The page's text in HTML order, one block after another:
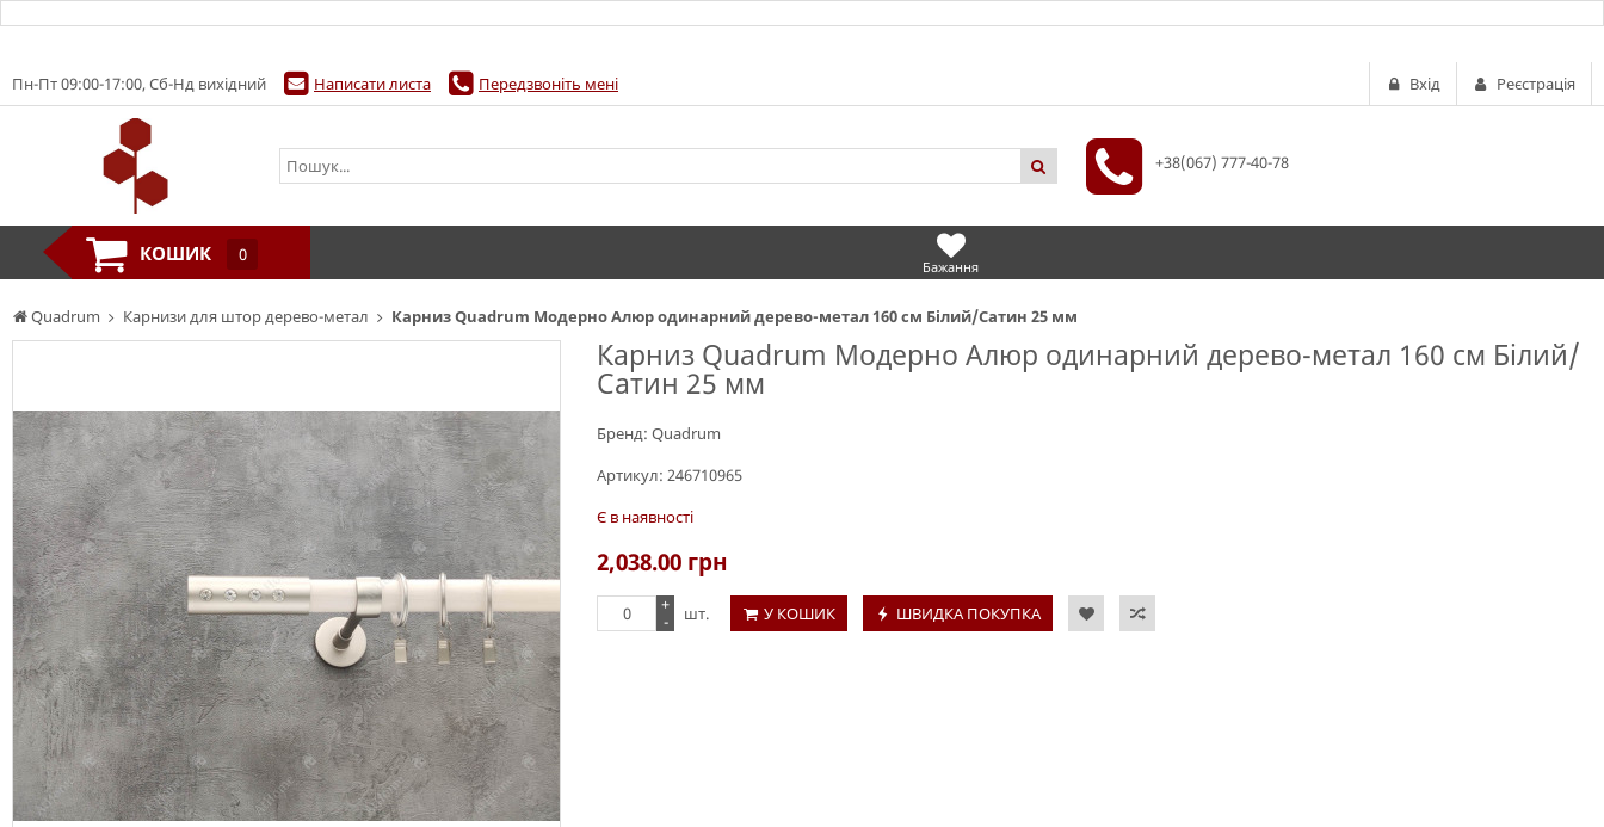
Quadrum Карнизи для штор дерево-метал Карниз Quadrum Модерно Алюр одинарний дерево-метал 160 см Білий/Сатин 25 мм
Карниз Quadrum Модерно Алюр одинарний дерево-метал 160 см Білий/
Сатин 25 мм
Бренд: Quadrum
Артикул: 246710965
Є в наявності
2,038.00 грн
+
-
шт. У КОШИК ШВИДКА ПОКУПКА
Пн-Пт 09:00-17:00, Сб-Нд вихідний Написати листа Передзвоніть мені Вхід Реєстрація
+38(067) 777-40-78
КОШИК 0
Бажання